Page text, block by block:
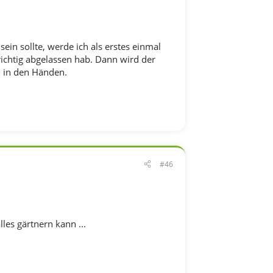
sollte, werde ich als erstes einmal
abgelassen hab. Dann wird der
den Händen.
#46
gärtnern kann ...